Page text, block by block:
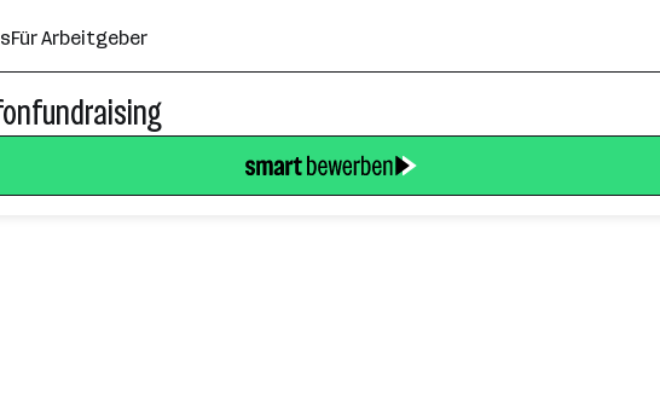
Für Arbeitgeber